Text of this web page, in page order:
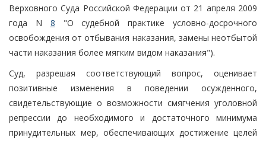
Верховного Суда Российской Федерации от 21 апреля 2009
года N 8 "О судебной практике условно-досрочного
освобождения от отбывания наказания, замены неотбытой
части наказания более мягким видом наказания").
Суд, разрешая соответствующий вопрос, оценивает
позитивные изменения в поведении осужденного,
свидетельствующие о возможности смягчения уголовной
репрессии до необходимого и достаточного минимума
принудительных мер, обеспечивающих достижение целей